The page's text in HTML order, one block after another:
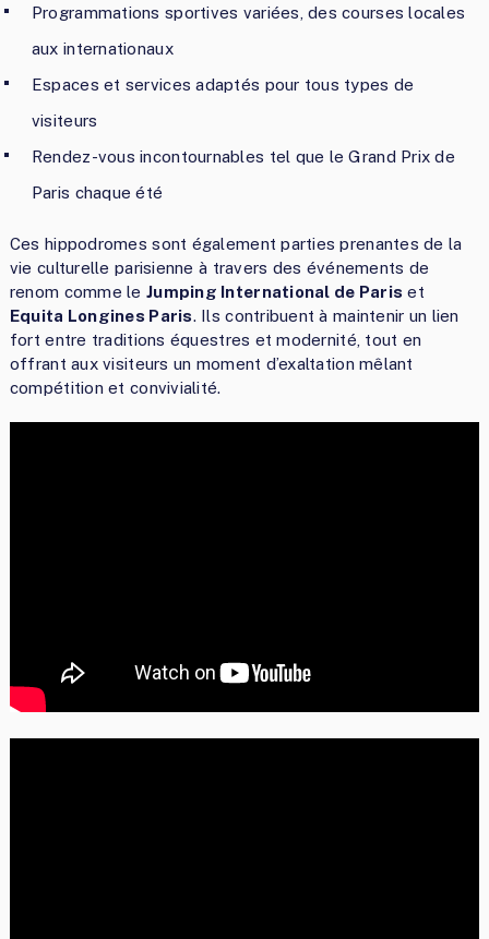
Programmations sportives variées, des courses locales
aux internationaux
Espaces et services adaptés pour tous types de
visiteurs
Rendez-vous incontournables tel que le Grand Prix de
Paris chaque été
Ces hippodromes sont également parties prenantes de la
vie culturelle parisienne à travers des événements de
renom comme leJumping International de Paris et
Equita Longines Paris. Ils contribuent à maintenir un lien
fort entre traditions équestres et modernité, tout en
offrant aux visiteurs un moment d’exaltation mêlant
compétition et convivialité.